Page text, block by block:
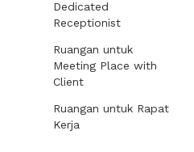
Dedicated
Receptionist
Ruangan untuk
Meeting Place with
Client
Ruangan untuk Rapat
Kerja